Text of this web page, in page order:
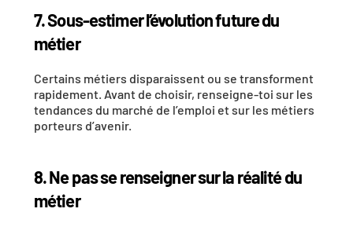
7. Sous-estimer l’évolution future du
métier
Certains métiers disparaissent ou se transforment
rapidement. Avant de choisir, renseigne-toi sur les
tendances du marché de l’emploi et sur les métiers
porteurs d’avenir.
8. Ne pas se renseigner sur la réalité du
métier